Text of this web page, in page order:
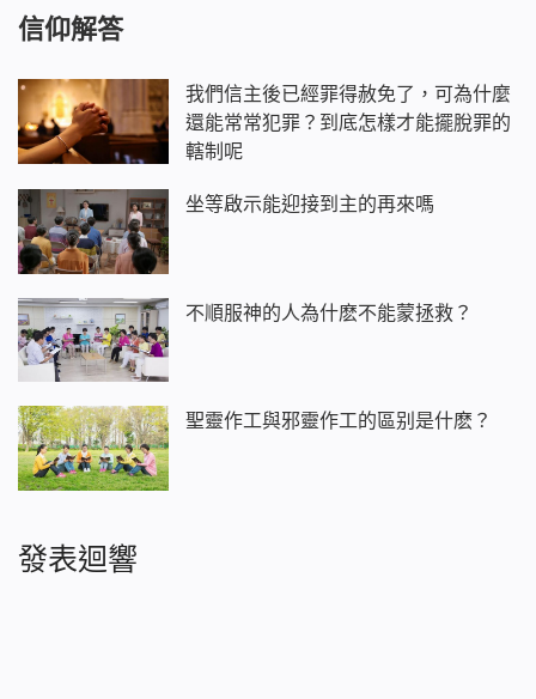
信仰解答
我們信主後已經罪得赦免了，可為什麼
還能常常犯罪？到底怎樣才能擺脫罪的
轄制呢
坐等啟示能迎接到主的再來嗎
不順服神的人為什麽不能蒙拯救？
聖靈作工與邪靈作工的區别是什麽？
發表迴響